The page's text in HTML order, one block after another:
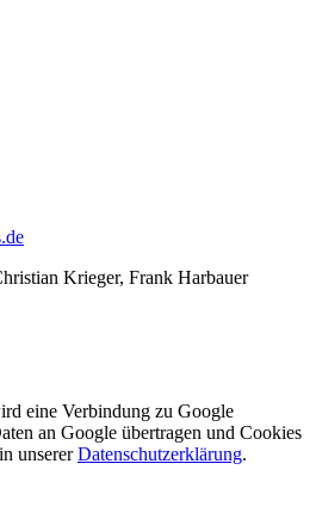
Krieger, Frank Harbauer
eine Verbindung zu Google
an Google übertragen und Cookies
unserer Datenschutzerklärung.